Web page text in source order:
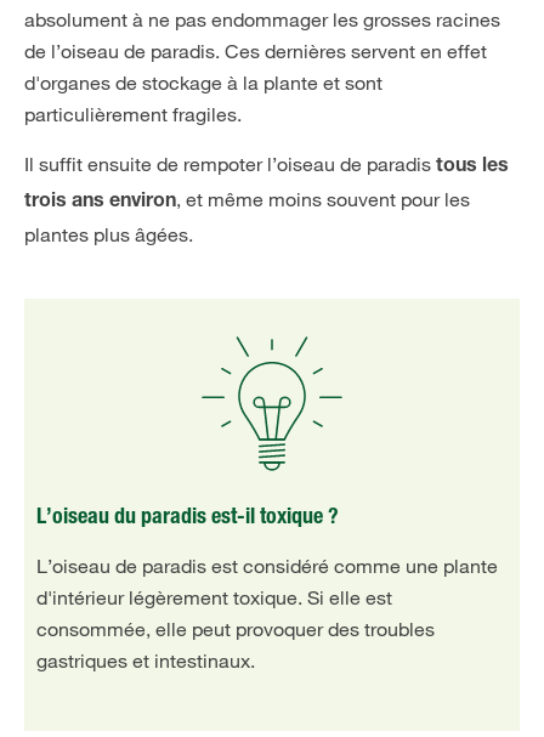
absolument à ne pas endommager les grosses racines
de l’oiseau de paradis. Ces dernières servent en effet
d'organes de stockage à la plante et sont
particulièrement fragiles.
Il suffit ensuite de rempoter l’oiseau de paradis tous les
trois ans environ, et même moins souvent pour les
plantes plus âgées.
L’oiseau du paradis est-il toxique ?
L’oiseau de paradis est considéré comme une plante
d'intérieur légèrement toxique. Si elle est
consommée, elle peut provoquer des troubles
gastriques et intestinaux.